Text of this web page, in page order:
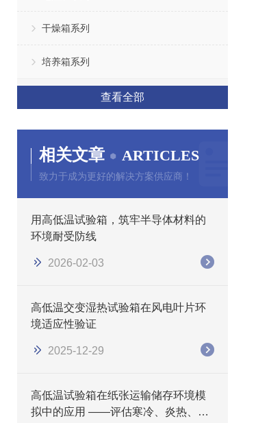
干燥箱系列
培养箱系列
查看全部
相关文章 ARTICLES
致力于成为更好的解决方案供应商！
用高低温试验箱，筑牢半导体材料的
环境耐受防线
2026-02-03
高低温交变湿热试验箱在风电叶片环
境适应性验证
2025-12-29
高低温试验箱在纸张运输储存环境模
拟中的应用 ——评估寒冷、炎热、湿